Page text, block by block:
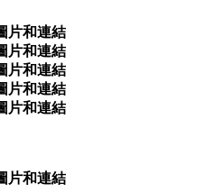
片和連結
片和連結
片和連結
片和連結
片和連結
片和連結